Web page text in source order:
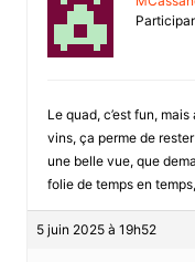
Le quad, c’est fun,
vins, ça perme de
une belle vue, que
folie de temps en
5 juin 2025 à 19h52